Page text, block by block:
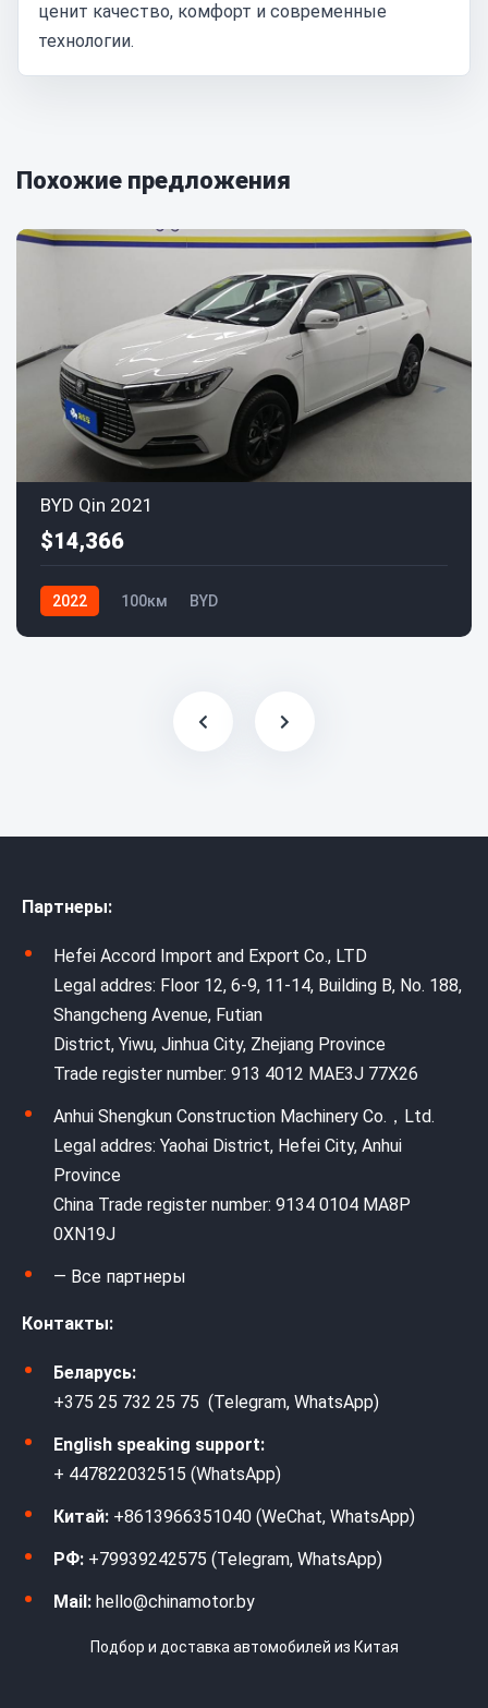
ценит качество, комфорт и современные
технологии.
Похожие предложения
BYD Qin 2021
$14,366
2022 100км BYD
Партнеры:
Hefei Accord Import and Export Co., LTD
Legal addres: Floor 12, 6-9, 11-14, Building B, No. 188,
Shangcheng Avenue, Futian
District, Yiwu, Jinhua City, Zhejiang Province
Trade register number: 913 4012 MAE3J 77X26
Anhui Shengkun Construction Machinery Co.，Ltd.
Legal addres: Yaohai District, Hefei City, Anhui
Province
China Trade register number: 9134 0104 MA8P
0XN19J
— Все партнеры
Контакты:
Беларусь:
+375 25 732 25 75 (Telegram, WhatsApp)
English speaking support:
+ 447822032515 (WhatsApp)
Китай: +8613966351040 (WeChat, WhatsApp)
РФ: +79939242575 (Telegram, WhatsApp)
Mail: hello@chinamotor.by
Подбор и доставка автомобилей из Китая